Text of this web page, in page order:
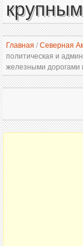
Главная /Северная
политическая и
железными дорогами